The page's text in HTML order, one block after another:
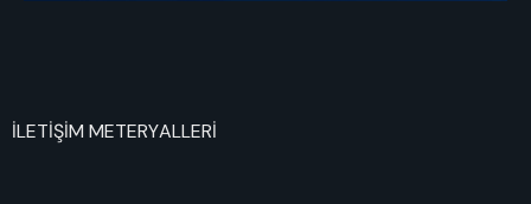
İLETİŞİM METERYALLERİ